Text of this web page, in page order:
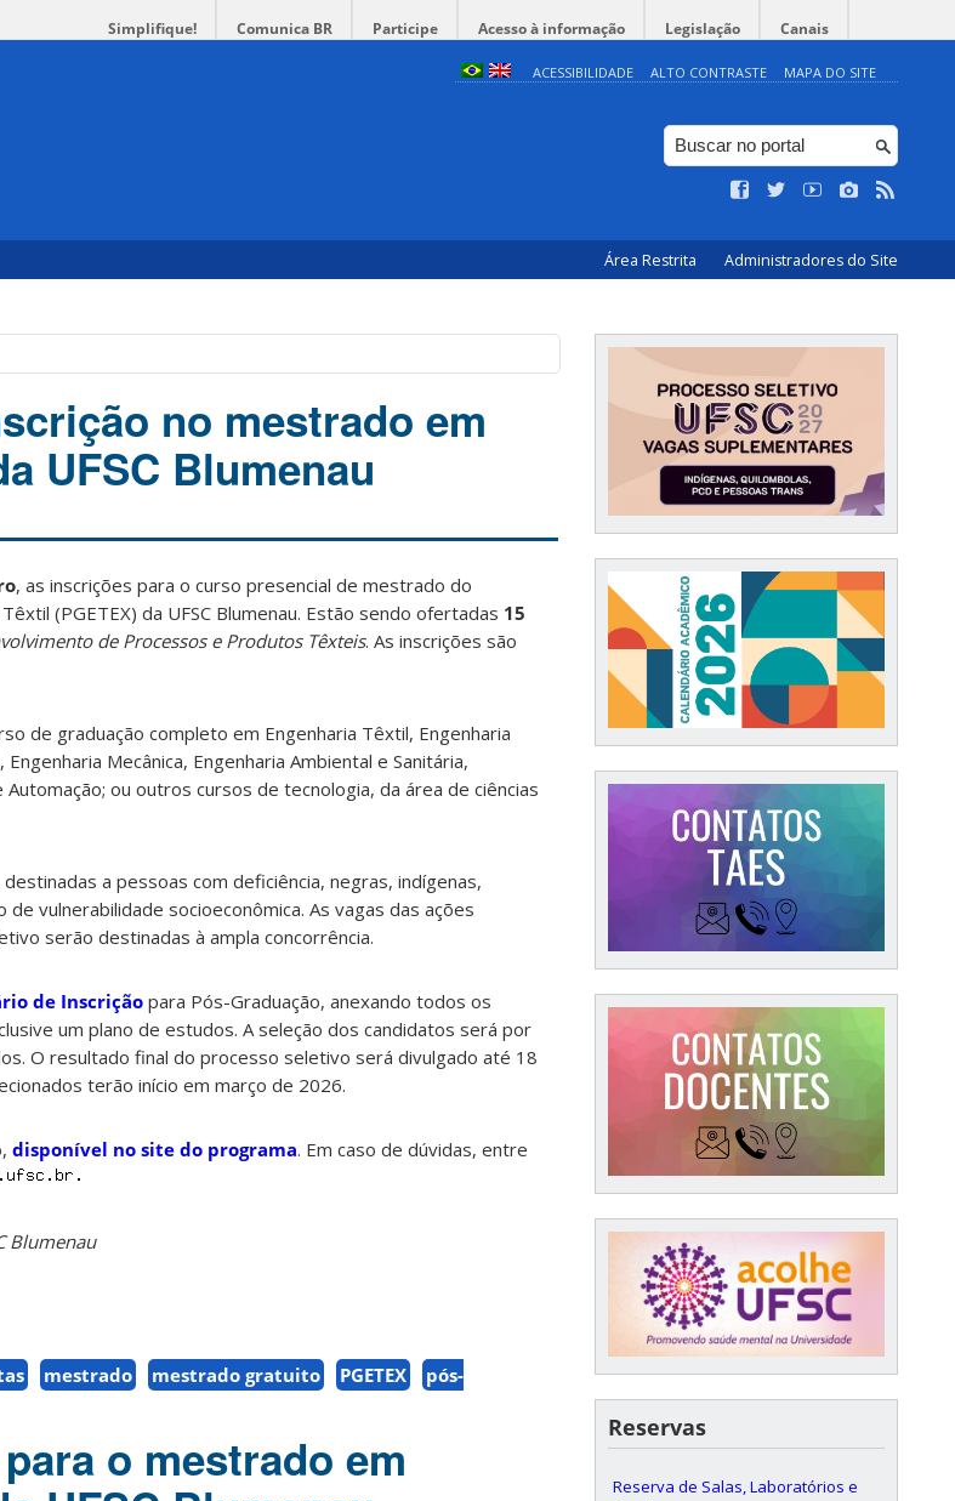
Simplifique! Comunica BR Participe Acesso à informação Legislação Canais
ACESSIBILIDADE ALTO CONTRASTE MAPA DO SITE
Área Restrita Administradores do Site
no mestrado em
UFSC Blumenau
, as inscrições para o curso presencial de mestrado do
(PGETEX) da UFSC Blumenau. Estão sendo ofertadas 15
de Processos e Produtos Têxteis. As inscrições são
de graduação completo em Engenharia Têxtil, Engenharia
Mecânica, Engenharia Ambiental e Sanitária,
ou outros cursos de tecnologia, da área de ciências
a pessoas com deficiência, negras, indígenas,
vulnerabilidade socioeconômica. As vagas das ações
serão destinadas à ampla concorrência.
de Inscriçãopara Pós-Graduação, anexando todos os
um plano de estudos. A seleção dos candidatos será por
O resultado final do processo seletivo será divulgado até 18
terão início em março de 2026.
disponível no site do programa. Em caso de dúvidas, entre
Blumenau
mestrado mestrado gratuito PGETEX
pós-
o mestrado em
Reservas
Reserva de Salas, Laboratórios e